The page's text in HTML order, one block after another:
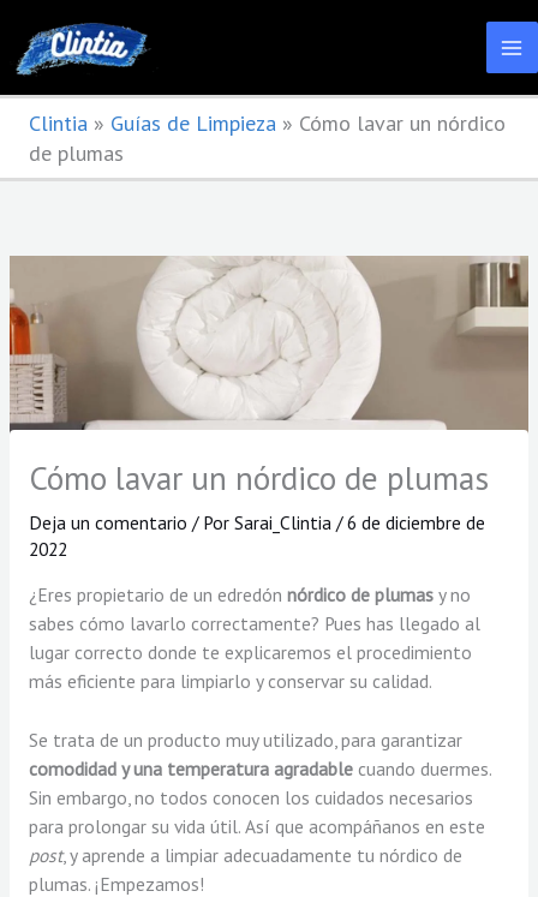
contenido
Clintia » Guías de Limpieza » Cómo lavar un nórdico
de plumas
Cómo lavar un nórdico de plumas
Deja un comentario / Por Sarai_Clintia /6 de diciembre de
2022
¿Eres propietario de un edredón nórdico de plumasy no
sabes cómo lavarlo correctamente? Pues has llegado al
lugar correcto donde te explicaremos el procedimiento
más eficiente para limpiarlo y conservar su calidad.
Se trata de un producto muy utilizado, para garantizar
comodidad y una temperatura agradablecuando duermes.
Sin embargo, no todos conocen los cuidados necesarios
para prolongar su vida útil. Así que acompáñanos en este
post, y aprende a limpiar adecuadamente tu nórdico de
plumas. ¡Empezamos!